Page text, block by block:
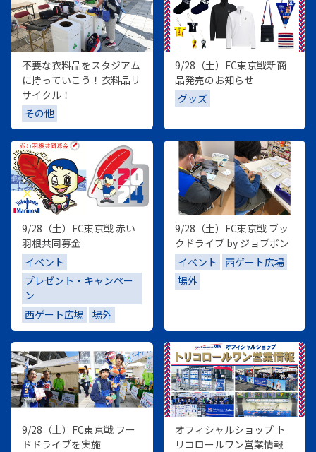
不要な衣料品をスタジアム
に持っていこう！衣料品リ
サイクル！
その他
9/28（土）FC東京戦新商
品発売のお知らせ
グッズ
9/28（土）FC東京戦 赤い
羽根共同募金
イベント
プレゼント・キャンペー
ン
西ゲート広場
場外
9/28（土）FC東京戦 ブッ
クドライブ by ジョブボン
イベント
西ゲート広場
場外
9/28（土）FC東京戦 フー
ドドライブを実施
オフィシャルショップ ト
リコロールワン営業情報